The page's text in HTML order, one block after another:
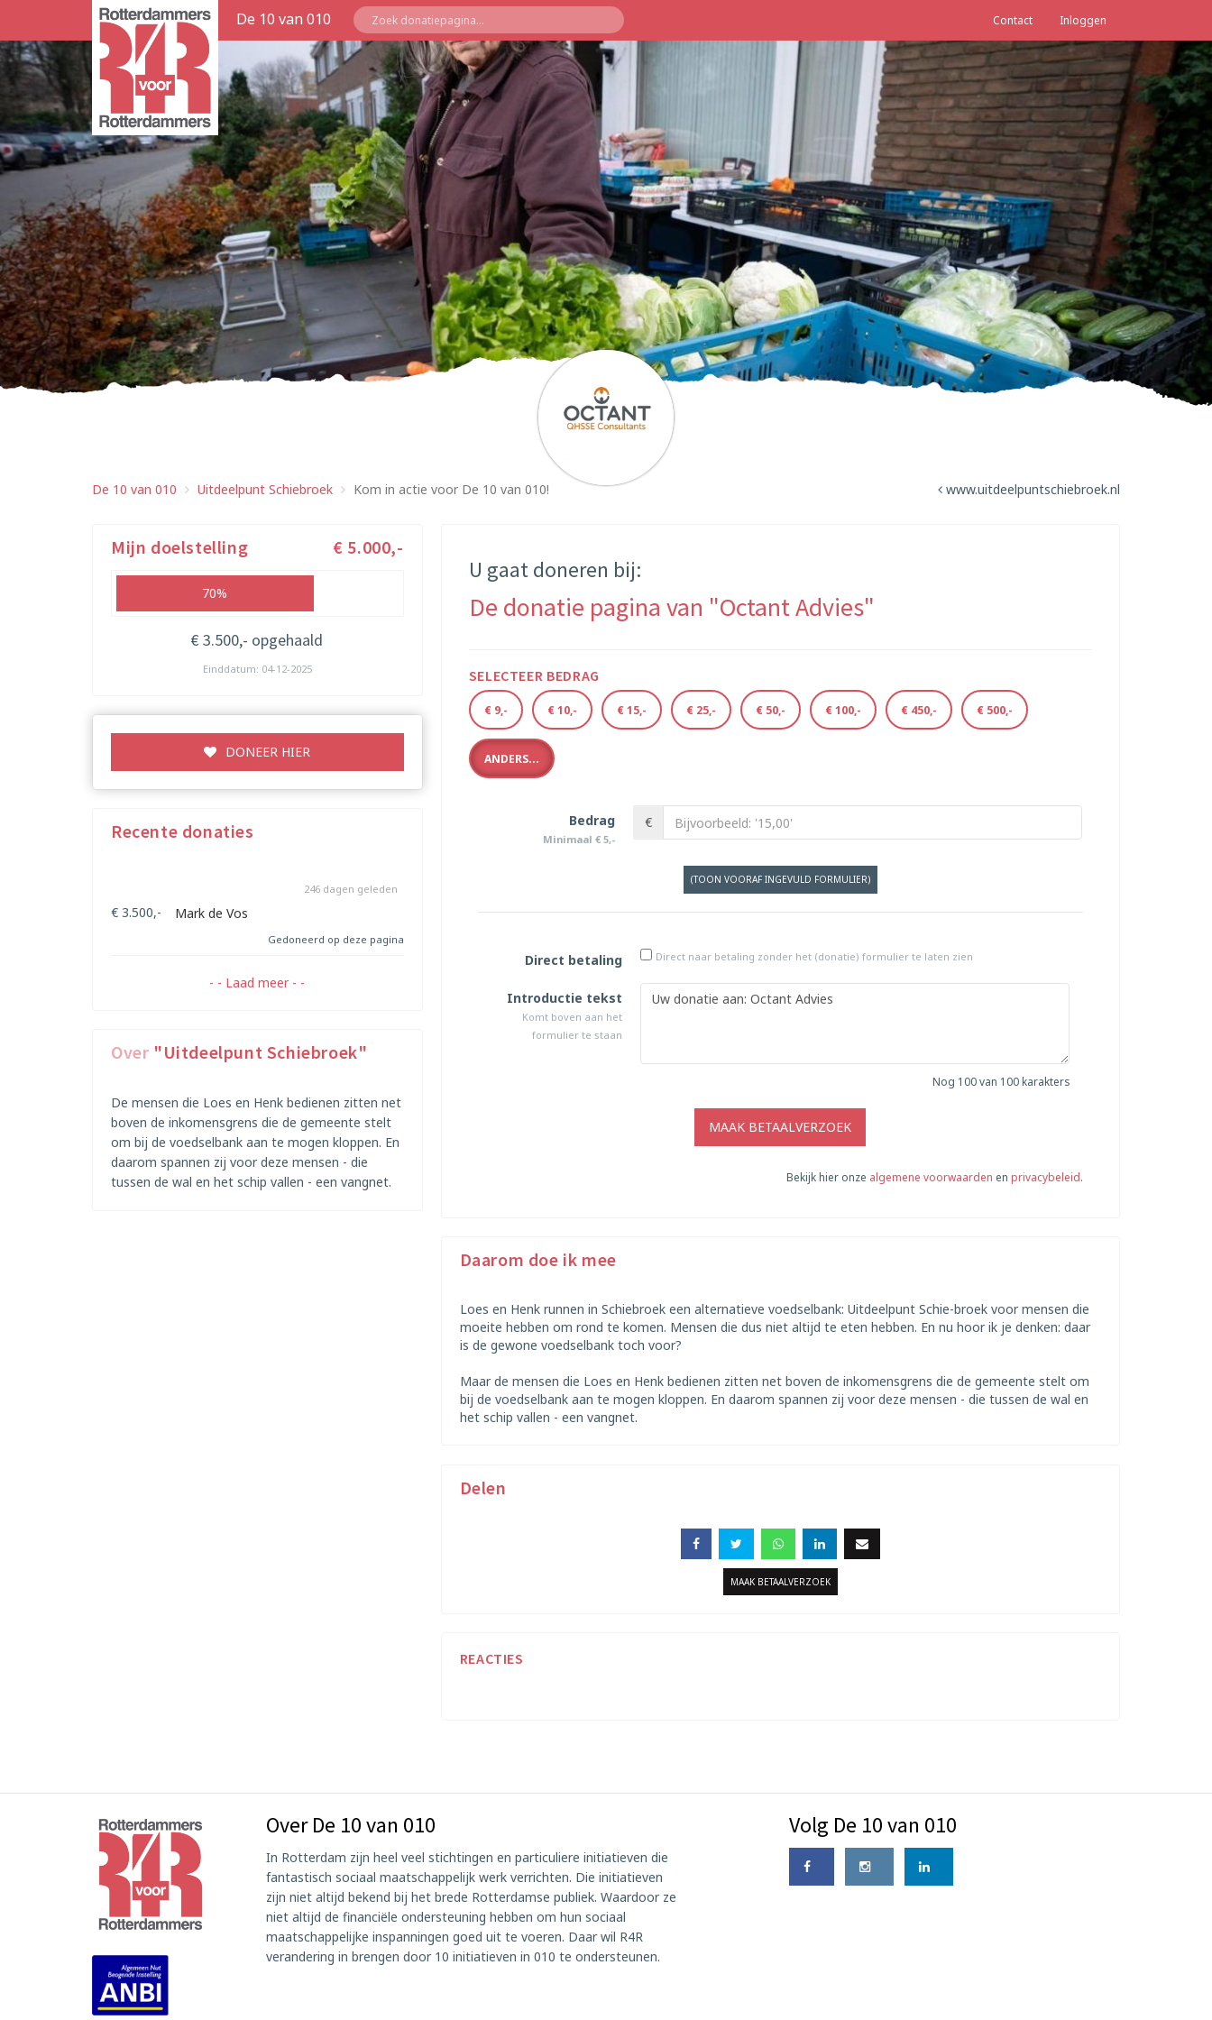
De 10 van 010 Contact Inloggen
De 10 van 010 Uitdeelpunt Schiebroek Kom in actie voor De 10 van 010! www.uitdeelpuntschiebroek.nl
Mijn doelstelling € 5.000,-
70%
€ 3.500,- opgehaald
Einddatum: 04-12-2025
DONEER HIER
Recente donaties
€ 3.500,- Mark de Vos
246 dagen geleden
Gedoneerd op deze pagina
- - Laad meer - -
Over "Uitdeelpunt Schiebroek"
De mensen die Loes en Henk bedienen zitten net
boven de inkomensgrens die de gemeente stelt
om bij de voedselbank aan te mogen kloppen. En
daarom spannen zij voor deze mensen - die
tussen de wal en het schip vallen - een vangnet.
U gaat doneren bij:
De donatie pagina van "Octant Advies"
SELECTEER BEDRAG
€ 9,- € 10,- € 15,- € 25,- € 50,- € 100,- € 450,- € 500,-
ANDERS...
Bedrag
Minimaal € 5,-
€
(TOON VOORAF INGEVULD FORMULIER)
Direct betaling Direct naar betaling zonder het (donatie) formulier te laten zien
Introductie tekst
Komt boven aan het
formulier te staan
Nog 100van 100 karakters
MAAK BETAALVERZOEK
Bekijk hier onze algemene voorwaarden en privacybeleid.
Daarom doe ik mee
Loes en Henk runnen in Schiebroek een alternatieve voedselbank: Uitdeelpunt Schie-broek voor mensen die
moeite hebben om rond te komen. Mensen die dus niet altijd te eten hebben. En nu hoor ik je denken: daar
is de gewone voedselbank toch voor?
Maar de mensen die Loes en Henk bedienen zitten net boven de inkomensgrens die de gemeente stelt om
bij de voedselbank aan te mogen kloppen. En daarom spannen zij voor deze mensen - die tussen de wal en
het schip vallen - een vangnet.
Delen
MAAK BETAALVERZOEK
REACTIES
Over De 10 van 010
In Rotterdam zijn heel veel stichtingen en particuliere initiatieven die
fantastisch sociaal maatschappelijk werk verrichten. Die initiatieven
zijn niet altijd bekend bij het brede Rotterdamse publiek. Waardoor ze
niet altijd de financiële ondersteuning hebben om hun sociaal
maatschappelijke inspanningen goed uit te voeren. Daar wil R4R
verandering in brengen door 10 initiatieven in 010 te ondersteunen.
Volg De 10 van 010